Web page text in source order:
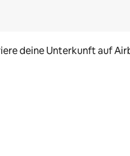
deine Unterkunft auf